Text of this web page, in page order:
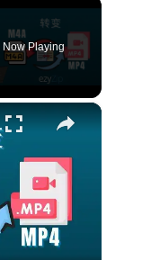
Now Playing
×